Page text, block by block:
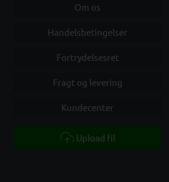
Om os
Handelsbetingelser
Fortrydelsesret
Fragt og levering
Kundecenter
Upload fil